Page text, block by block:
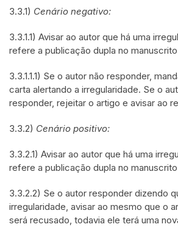
3.3.1) Cenário negativo:
3.3.1.1) Avisar ao autor que há uma
refere a publicação dupla no
3.3.1.1.1) Se o autor não responder,
carta alertando a irregularidade. Se o
responder, rejeitar o artigo e avisar ao
3.3.2) Cenário positivo:
3.3.2.1) Avisar ao autor que há uma
refere a publicação dupla no
3.3.2.2) Se o autor responder dizendo
irregularidade, avisar ao mesmo que o
será recusado, todavia ele terá uma